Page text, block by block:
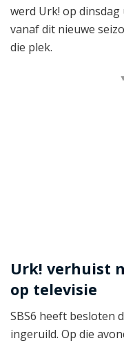
werd Urk! op
vanaf dit nieuwe
die plek.
Urk! verhuist
op televisie
SBS6 heeft besloten
ingeruild. Op die